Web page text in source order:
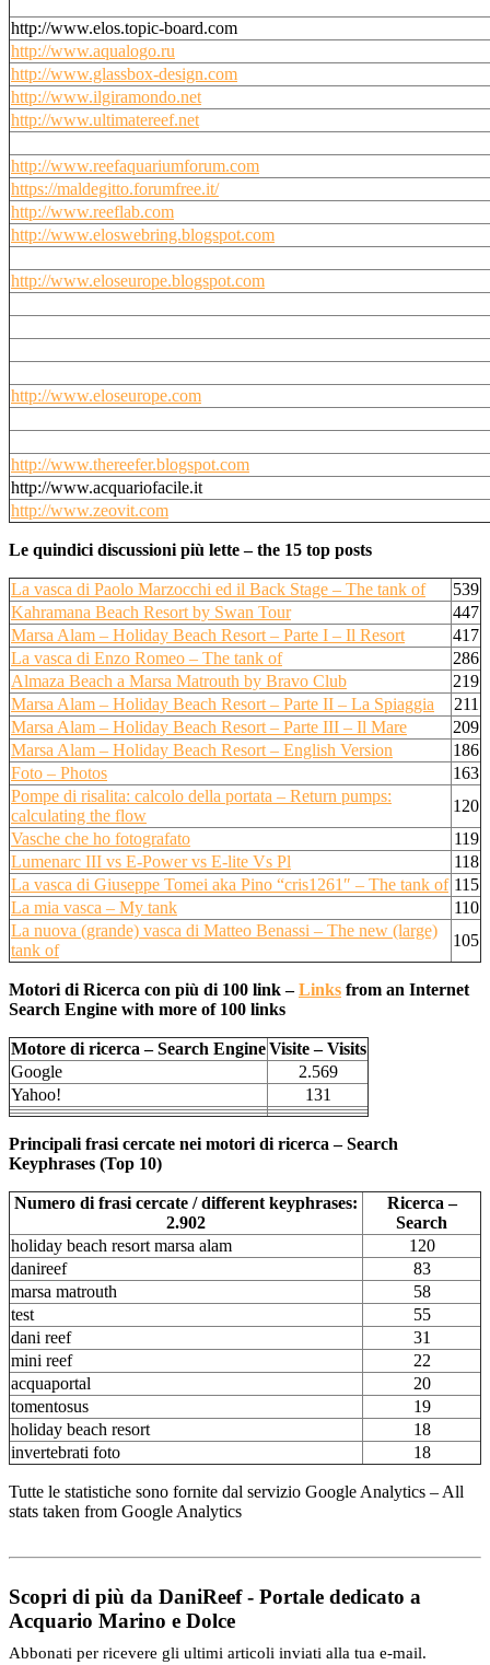
http://www.elos.topic-board.com
http://www.aqualogo.ru
http://www.glassbox-design.com
http://www.ilgiramondo.net
http://www.ultimatereef.net
http://www.reefaquariumforum.com
https://maldegitto.forumfree.it/
http://www.reeflab.com
http://www.eloswebring.blogspot.com
http://www.eloseurope.blogspot.com
http://www.eloseurope.com
http://www.thereefer.blogspot.com
http://www.acquariofacile.it
http://www.zeovit.com
Le quindici discussioni più lette – the 15 top posts
La vasca di Paolo Marzocchi ed il Back Stage – The tank of
539
Kahramana Beach Resort by Swan Tour
447
Marsa Alam – Holiday Beach Resort – Parte I – Il Resort
417
La vasca di Enzo Romeo – The tank of
286
Almaza Beach a Marsa Matrouth by Bravo Club
219
Marsa Alam – Holiday Beach Resort – Parte II – La Spiaggia
211
Marsa Alam – Holiday Beach Resort – Parte III – Il Mare
209
Marsa Alam – Holiday Beach Resort – English Version
186
Foto – Photos
163
Pompe di risalita: calcolo della portata – Return pumps:
calculating the flow
120
Vasche che ho fotografato
119
Lumenarc III vs E-Power vs E-lite Vs Pl
118
La vasca di Giuseppe Tomei aka Pino “cris1261″ – The tank of 115
La mia vasca – My tank
110
La nuova (grande) vasca di Matteo Benassi – The new (large)
tank of
105
Motori di Ricerca con più di 100 link –Links from an Internet
Search Engine with more of 100 links
Motore di ricerca – Search EngineVisite – Visits
Google
2.569
Yahoo!
131
Principali frasi cercate nei motori di ricerca – Search
Keyphrases (Top 10)
Numero di frasi cercate / different keyphrases:
2.902
Ricerca –
Search
holiday beach resort marsa alam
120
danireef
83
marsa matrouth
58
test
55
dani reef
31
mini reef
22
acquaportal
20
tomentosus
19
holiday beach resort
18
invertebrati foto
18
Tutte le statistiche sono fornite dal servizio Google Analytics – All
stats taken from Google Analytics
Scopri di più da DaniReef - Portale dedicato a
Acquario Marino e Dolce
Abbonati per ricevere gli ultimi articoli inviati alla tua e-mail.